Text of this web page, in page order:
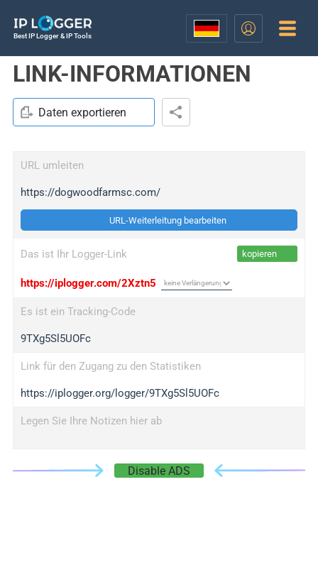
Best IP Logger & IP Tools
LINK-INFORMATIONEN
Daten exportieren
URL umleiten
https://dogwoodfarmsc.com/
URL-Weiterleitung bearbeiten
Das ist Ihr Logger-Link kopieren
https://iplogger.com/2Xztn5
Es ist ein Tracking-Code
9TXg5Sl5UOFc
Link für den Zugang zu den Statistiken
https://iplogger.org/logger/9TXg5Sl5UOFc
Legen Sie Ihre Notizen hier ab
Disable ADS